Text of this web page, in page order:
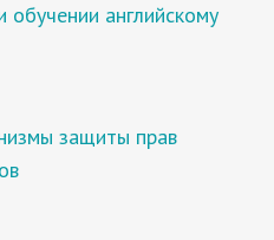
английскому
защиты прав